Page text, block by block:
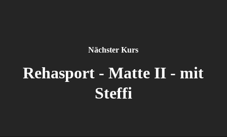
Nächster Kurs
Rehasport - Matte II - mit
Steffi